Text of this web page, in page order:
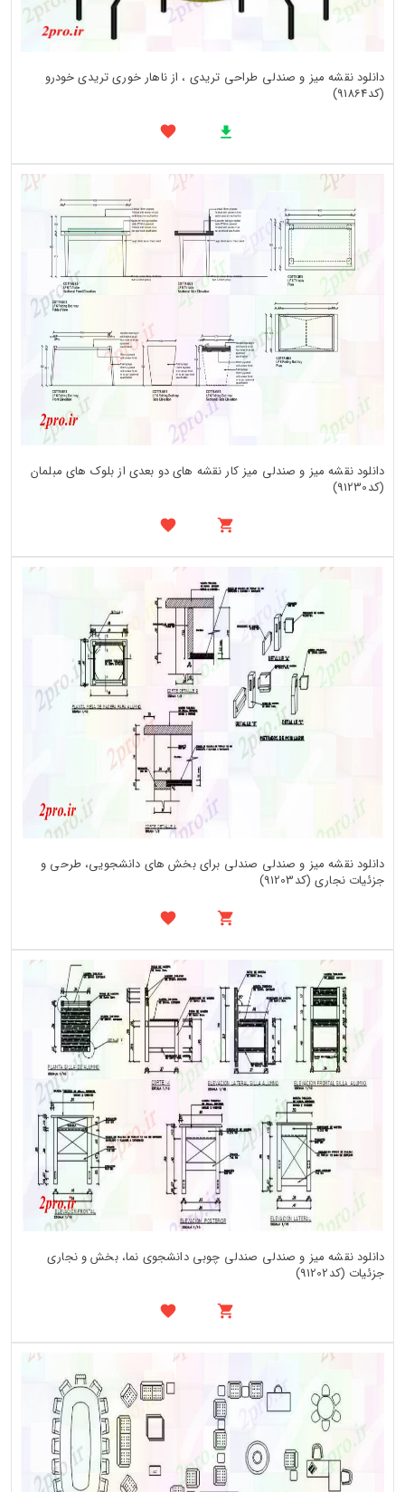
دانلود نقشه میز و صندلی طراحی تریدی ، از ناهار خوری تریدی خودرو
(کد91864)
دانلود نقشه میز و صندلی میز کار نقشه های دو بعدی از بلوک های مبلمان
(کد91230)
دانلود نقشه میز و صندلی صندلی برای بخش های دانشجویی، طرحی و
جزئیات نجاری (کد91203)
دانلود نقشه میز و صندلی صندلی چوبی دانشجوی نما، بخش و نجاری
جزئیات (کد91202)